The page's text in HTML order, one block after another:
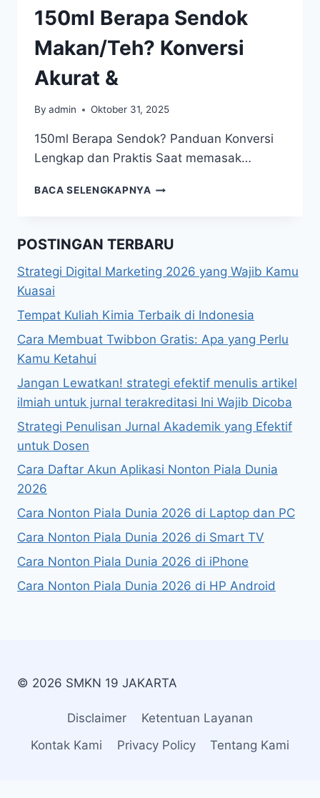
150ml Berapa Sendok
Makan/Teh? Konversi
Akurat &
By admin Oktober 31, 2025
150ml Berapa Sendok? Panduan Konversi
Lengkap dan Praktis Saat memasak…
BACA SELENGKAPNYA 150ML
KONVERSI
&
POSTINGAN TERBARU
Strategi Digital Marketing 2026 yang Wajib Kamu
Kuasai
Tempat Kuliah Kimia Terbaik di Indonesia
Cara Membuat Twibbon Gratis: Apa yang Perlu
Kamu Ketahui
Jangan Lewatkan! strategi efektif menulis artikel
ilmiah untuk jurnal terakreditasi Ini Wajib Dicoba
Strategi Penulisan Jurnal Akademik yang Efektif
untuk Dosen
Cara Daftar Akun Aplikasi Nonton Piala Dunia
2026
Cara Nonton Piala Dunia 2026 di Laptop dan PC
Cara Nonton Piala Dunia 2026 di Smart TV
Cara Nonton Piala Dunia 2026 di iPhone
Cara Nonton Piala Dunia 2026 di HP Android
© 2026 SMKN 19 JAKARTA
Disclaimer
Ketentuan Layanan
Kontak Kami
Privacy Policy Tentang Kami